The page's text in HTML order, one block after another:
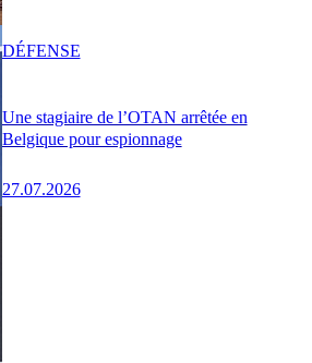
Une stagiaire de l’OTAN arrêtée en
Belgique pour espionnage
27.07.2026
DÉFENSE